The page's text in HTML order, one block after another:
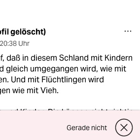
gelöscht)
20:38 Uhr
daß in diesem Schland mit Kindern
gleich umgegangen wird, wie mit
Und mit Flüchtlingen wird
wie mit Vieh.
und Kinder: Die können nicht richtig
kosten nur Geld, die schaffen nix
wollte man sie auch gar nicht
Gerade nicht